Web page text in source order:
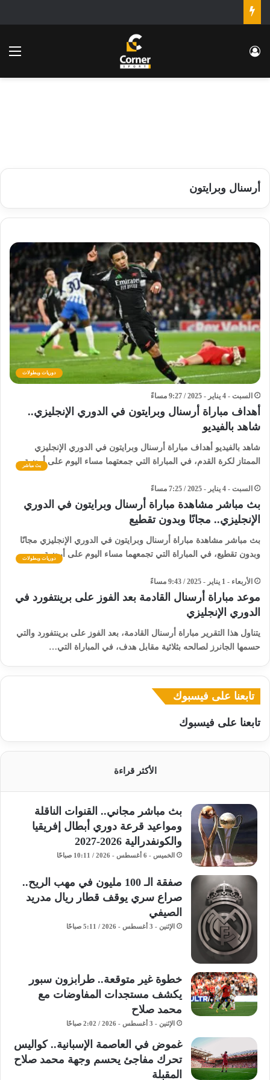
تسجيل الدخول
أرسنال وبرايتون
دوريات وبطولات
السبت - 4 يناير - 2025 / 9:27 مساءً
أهداف مباراة أرسنال وبرايتون في الدوري الإنجليزي..
شاهد بالفيديو
شاهد بالفيديو أهداف مباراة أرسنال وبرايتون في الدوري الإنجليزي
الممتاز لكرة القدم، في المباراة التي جمعتهما مساء اليوم على أرضية…
بث مباشر
السبت - 4 يناير - 2025 / 7:25 مساءً
بث مباشر مشاهدة مباراة أرسنال وبرايتون في الدوري
الإنجليزي.. مجانًا وبدون تقطيع
بث مباشر مشاهدة مباراة أرسنال وبرايتون في الدوري الإنجليزي مجانًا
وبدون تقطيع، في المباراة التي تجمعهما مساء اليوم على أرضية…
دوريات وبطولات
الأربعاء - 1 يناير - 2025 / 9:43 مساءً
موعد مباراة أرسنال القادمة بعد الفوز على برينتفورد في
الدوري الإنجليزي
يتناول هذا التقرير مباراة أرسنال القادمة، بعد الفوز على برينتفورد والتي
حسمها الجانرز لصالحه بثلاثية مقابل هدف، في المباراة التي…
تابعنا على فيسبوك
تابعنا على فيسبوك
الأكثر قراءة
بث مباشر مجاني.. القنوات الناقلة
ومواعيد قرعة دوري أبطال إفريقيا
والكونفدرالية 2026-2027
الخميس - 6 أغسطس - 2026 / 10:11 صباحًا
صفقة الـ 100 مليون في مهب الريح..
صراع سري يوقف قطار ريال مدريد
الصيفي
الإثنين - 3 أغسطس - 2026 / 5:11 صباحًا
خطوة غير متوقعة.. طرابزون سبور
يكشف مستجدات المفاوضات مع
محمد صلاح
الإثنين - 3 أغسطس - 2026 / 2:02 صباحًا
غموض في العاصمة الإسبانية.. كواليس
تحرك مفاجئ يحسم وجهة محمد صلاح
المقبلة